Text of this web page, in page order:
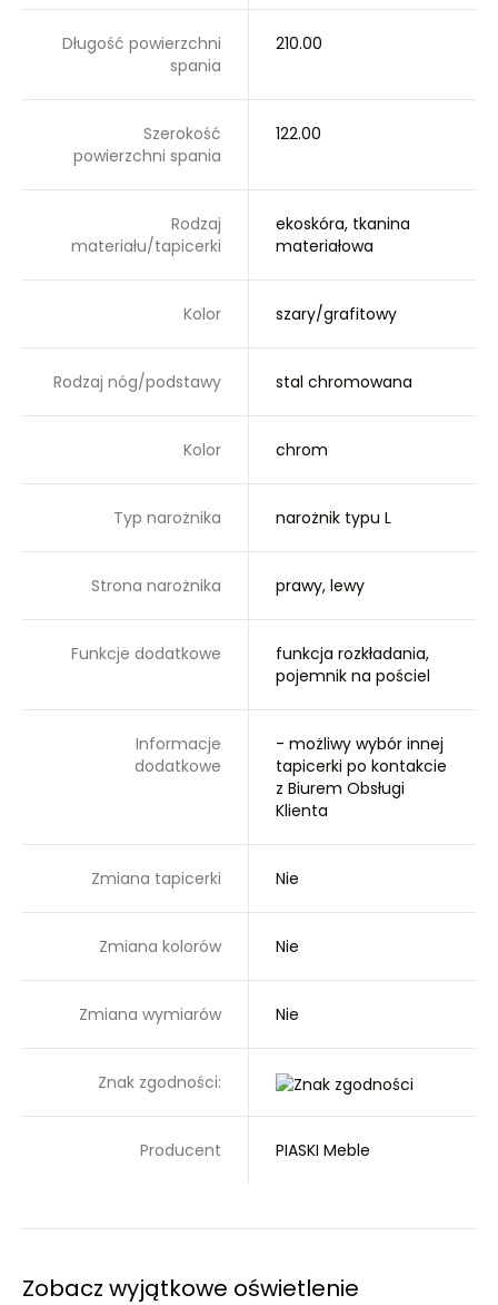
Długość powierzchni
spania
210.00
Szerokość
powierzchni spania
122.00
Rodzaj
materiału/tapicerki
ekoskóra, tkanina
materiałowa
Kolor szary/grafitowy
Rodzaj nóg/podstawy stal chromowana
Kolor chrom
Typ narożnika narożnik typu L
Strona narożnika prawy, lewy
Funkcje dodatkowe
funkcja rozkładania,
pojemnik na pościel
Informacje
dodatkowe
- możliwy wybór innej
tapicerki po kontakcie
z Biurem Obsługi
Klienta
Zmiana tapicerki Nie
Zmiana kolorów Nie
Zmiana wymiarów Nie
Znak zgodności:
Producent PIASKI Meble
Zobacz wyjątkowe oświetlenie